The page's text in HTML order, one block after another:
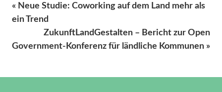
« Neue Studie: Coworking auf dem Land mehr als
ein Trend
ZukunftLandGestalten – Bericht zur Open
Government-Konferenz für ländliche Kommunen »